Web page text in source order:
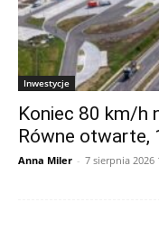
Inwestycje
Koniec 80 km/h
Równe otwarte,
Anna Miler - 7 sierpnia 2026